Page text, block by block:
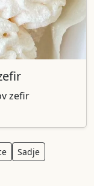
zefir
Sadje